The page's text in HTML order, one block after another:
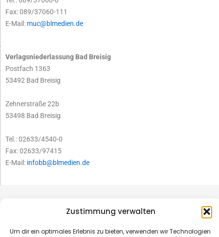
Zustimmung verwalten
Um dir ein optimales Erlebnis zu bieten, verwenden wir Technologien
Fax: 089/37060-111
E-Mail: muc@blmedien.de
Verlagsniederlassung Bad Breisig
Postfach 1363
53492 Bad Breisig
Zehnerstraße 22b
53498 Bad Breisig
Tel.: 02633/4540-0
Fax: 02633/97415
E-Mail: infobb@blmedien.de